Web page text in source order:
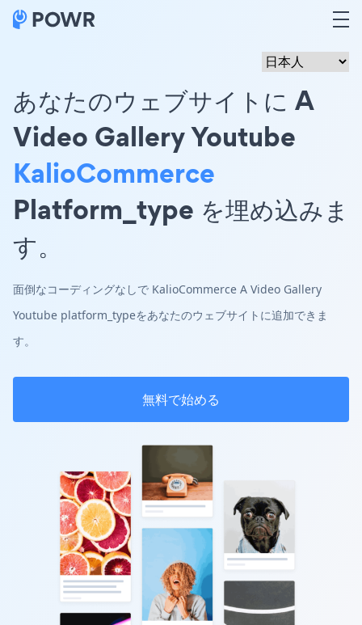
あなたのウェブサイトに A
Video Gallery Youtube
KalioCommerce
Platform_type を埋め込みま
す。
面倒なコーディングなしで KalioCommerce A Video Gallery
Youtube platform_typeをあなたのウェブサイトに追加できま
す。
無料で始める